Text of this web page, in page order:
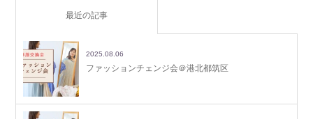
最近の記事
2025.08.06
ファッションチェンジ会＠港北都筑区